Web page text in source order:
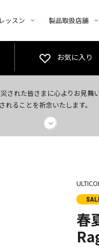
ッスン 製品取扱店舗
お気に入り
れた皆さまに心よりお見舞い
ることを祈念いたします。
ゼント！
春